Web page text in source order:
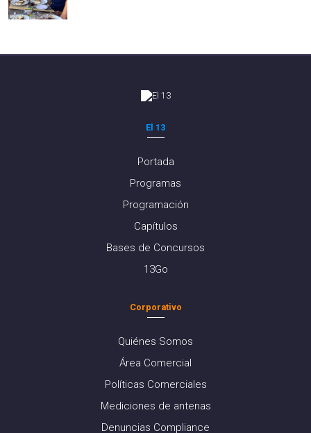
El 13
Portada
Programas
Programación
Capítulos
Bases de Concursos
13Go
Corporativo
Quiénes Somos
Área Comercial
Políticas Comerciales
Mediciones de antenas
Denuncias Compliance